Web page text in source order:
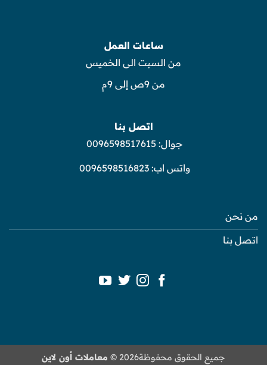
ساعات العمل
من السبت الى الخميس
من 9ص إلى 9م
اتصل بنا
جوال: 0096598517615
واتس اب:0096598516823
من نحن
اتصل بنا
جميع الحقوق محفوظة2026 © معاملات أون لاين